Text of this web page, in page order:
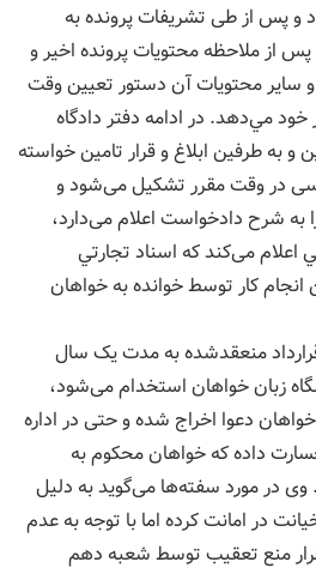
پس از طی تشریفات پرونده به
از ملاحظه محتويات پرونده اخير و
ساير محتويات آن دستور تعيين وقت
مي‌دهد. در ادامه دفتر دادگاه
به طرفین ابلاغ و قرار تامین خواسته
در وقت مقرر تشکیل می‌شود و
به شرح دادخواست اعلام می‌دارد،
اعلام می‌كند که اسناد تجارتي
کار توسط خوانده به خواهان
منعقد‌شده به مدت یک سال
زبان خواهان استخدام می‌شود،
دعوا اخراج شده و حتی در اداره
داده که خواهان محکوم به
در مورد سفته‌ها می‌‌گوید به دلیل
در امانت کرده اما با توجه به عدم
منع تعقیب توسط شعبه دهم